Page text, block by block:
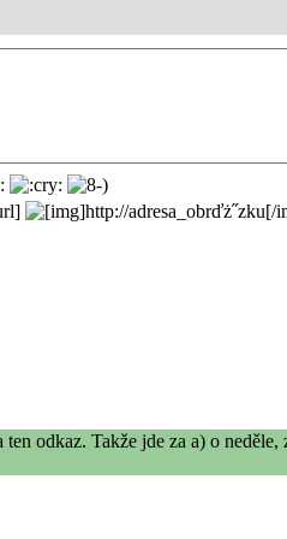
odkaz. Takže jde za a) o neděle,